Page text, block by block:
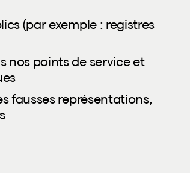
(par exemple : registres
nos points de service et
fausses représentations,